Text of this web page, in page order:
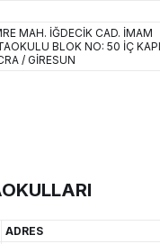
MAH. İĞDECİK CAD. İMAM
BLOK NO: 50 İÇ KAPI
/ GİRESUN
ADRES